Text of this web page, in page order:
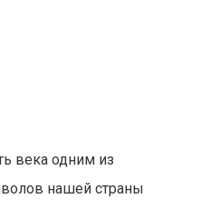
века одним из
нашей страны